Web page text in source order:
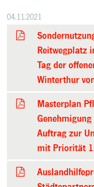
04.11.2021
Reitwegplatz
Tag der
Winterthur
Masterplan
Auftrag zur
mit Priorität